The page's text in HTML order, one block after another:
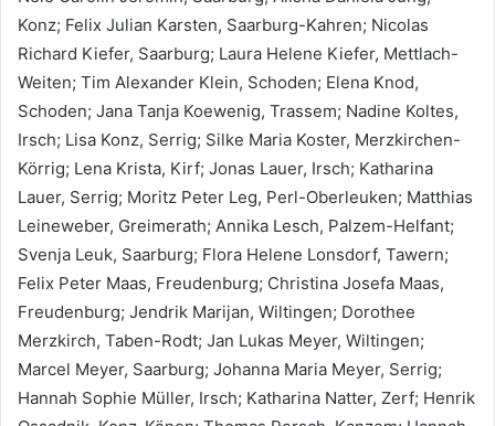
Konz; Felix Julian Karsten, Saarburg-Kahren; Nicolas
Richard Kiefer, Saarburg; Laura Helene Kiefer, Mettlach-
Weiten; Tim Alexander Klein, Schoden; Elena Knod,
Schoden; Jana Tanja Koewenig, Trassem; Nadine Koltes,
Irsch; Lisa Konz, Serrig; Silke Maria Koster, Merzkirchen-
Körrig; Lena Krista, Kirf; Jonas Lauer, Irsch; Katharina
Lauer, Serrig; Moritz Peter Leg, Perl-Oberleuken; Matthias
Leineweber, Greimerath; Annika Lesch, Palzem-Helfant;
Svenja Leuk, Saarburg; Flora Helene Lonsdorf, Tawern;
Felix Peter Maas, Freudenburg; Christina Josefa Maas,
Freudenburg; Jendrik Marijan, Wiltingen; Dorothee
Merzkirch, Taben-Rodt; Jan Lukas Meyer, Wiltingen;
Marcel Meyer, Saarburg; Johanna Maria Meyer, Serrig;
Hannah Sophie Müller, Irsch; Katharina Natter, Zerf; Henrik